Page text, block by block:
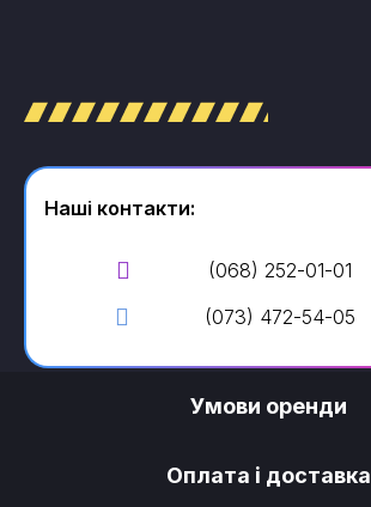
Наші контакти:
(068) 252-01-01
(073) 472-54-05
Умови оренди
Оплата і доставка